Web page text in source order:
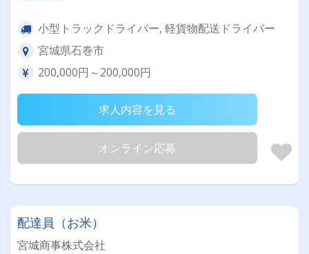
小型トラックドライバー, 軽貨物配送ドライバー
宮城県石巻市
200,000円～200,000円
求人内容を見る
オンライン応募
配達員（お米）
宮城商事株式会社